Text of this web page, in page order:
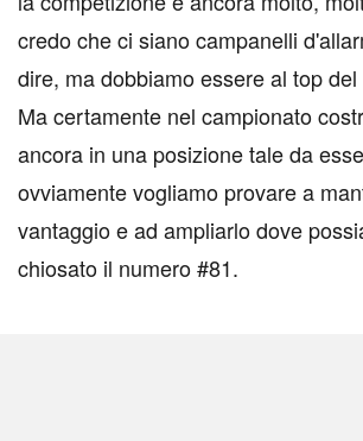
credo che ci siano campanelli
dire, ma dobbiamo essere al top
Ma certamente nel campionato
ancora in una posizione tale da
ovviamente vogliamo provare a
vantaggio e ad ampliarlo dove
chiosato il numero #81.